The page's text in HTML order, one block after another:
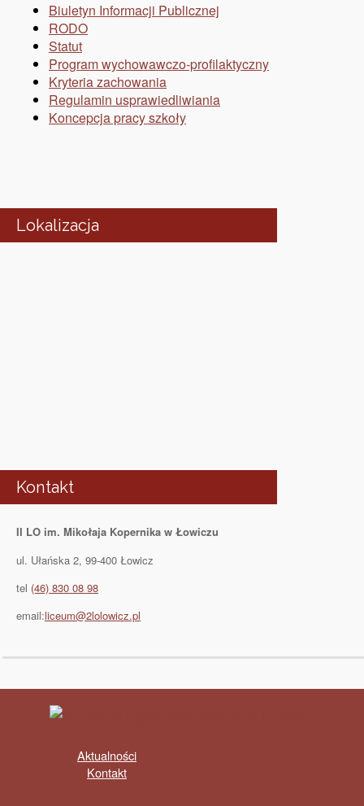
Biuletyn Informacji Publicznej
RODO
Statut
Program wychowawczo-profilaktyczny
Kryteria zachowania
Regulamin usprawiedliwiania
Koncepcja pracy szkoły
Lokalizacja
Kontakt
II LO im. Mikołaja Kopernika w Łowiczu
ul. Ułańska 2, 99-400 Łowicz
tel (46) 830 08 98
email:liceum@2lolowicz.pl
Aktualności
Kontakt